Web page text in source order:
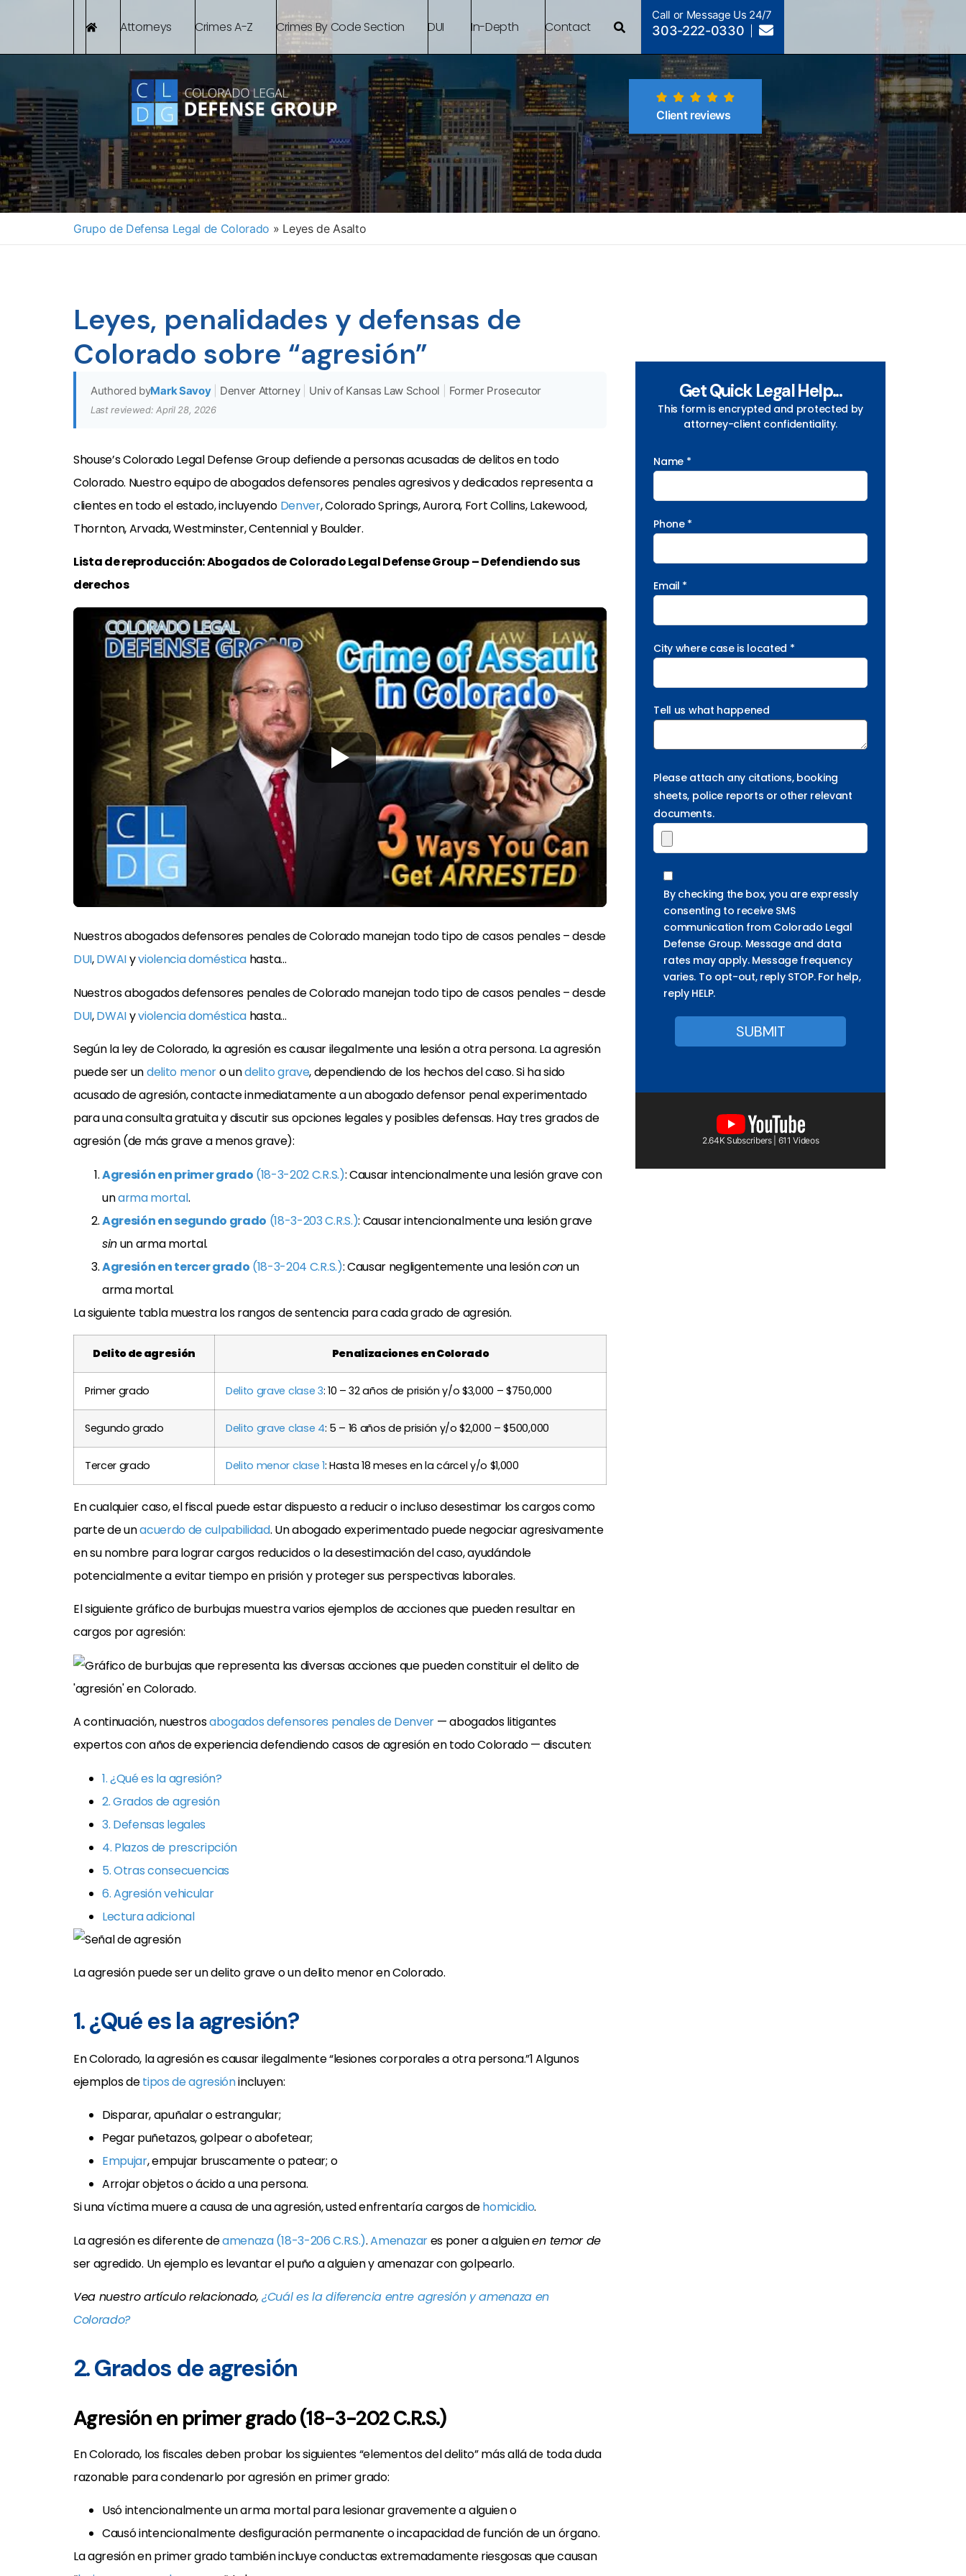
Attorneys Crimes A-Z Crimes By Code Section DUI In-Depth Contact
Call or Message Us 24/7
303-222-0330
Client reviews
Grupo de Defensa Legal de Colorado » Leyes de Asalto
Leyes, penalidades y defensas de
Colorado sobre “agresión”
Authored byMark Savoy Denver Attorney Univ of Kansas Law School Former Prosecutor
Last reviewed: April 28, 2026
Shouse’s Colorado Legal Defense Group defiende a personas acusadas de delitos en todo
Colorado. Nuestro equipo de abogados defensores penales agresivos y dedicados representa a
clientes en todo el estado, incluyendo Denver, Colorado Springs, Aurora, Fort Collins, Lakewood,
Thornton, Arvada, Westminster, Centennial y Boulder.
Lista de reproducción: Abogados de Colorado Legal Defense Group – Defendiendo sus
derechos
Nuestros abogados defensores penales de Colorado manejan todo tipo de casos penales – desde
DUI,DWAIyviolencia doméstica hasta…
Nuestros abogados defensores penales de Colorado manejan todo tipo de casos penales – desde
DUI,DWAIyviolencia doméstica hasta…
Según la ley de Colorado, la agresión es causar ilegalmente una lesión a otra persona. La agresión
puede ser undelito menoro undelito grave, dependiendo de los hechos del caso. Si ha sido
acusado de agresión, contacte inmediatamente a un abogado defensor penal experimentado
para una consulta gratuita y discutir sus opciones legales y posibles defensas. Hay tres grados de
agresión (de más grave a menos grave):
Agresión en primer grado (18-3-202 C.R.S.): Causar intencionalmente una lesión grave con
unarma mortal.
Agresión en segundo grado (18-3-203 C.R.S.): Causar intencionalmente una lesión grave
sinun arma mortal.
Agresión en tercer grado (18-3-204 C.R.S.): Causar negligentemente una lesiónconun
arma mortal.
La siguiente tabla muestra los rangos de sentencia para cada grado de agresión.
Delito de agresión Penalizaciones en Colorado
Primer grado Delito grave clase 3: 10 – 32 años de prisión y/o $3,000 – $750,000
Segundo grado Delito grave clase 4: 5 – 16 años de prisión y/o $2,000 – $500,000
Tercer grado Delito menor clase 1: Hasta 18 meses en la cárcel y/o $1,000
En cualquier caso, el fiscal puede estar dispuesto a reducir o incluso desestimar los cargos como
parte de unacuerdo de culpabilidad. Un abogado experimentado puede negociar agresivamente
en su nombre para lograr cargos reducidos o la desestimación del caso, ayudándole
potencialmente a evitar tiempo en prisión y proteger sus perspectivas laborales.
El siguiente gráfico de burbujas muestra varios ejemplos de acciones que pueden resultar en
cargos por agresión:
A continuación, nuestrosabogados defensores penales de Denver — abogados litigantes
expertos con años de experiencia defendiendo casos de agresión en todo Colorado — discuten:
1. ¿Qué es la agresión?
2. Grados de agresión
3. Defensas legales
4. Plazos de prescripción
5. Otras consecuencias
6. Agresión vehicular
Lectura adicional
La agresión puede ser un delito grave o un delito menor en Colorado.
1. ¿Qué es la agresión?
En Colorado, la agresión es causar ilegalmente “lesiones corporales a otra persona.”1 Algunos
ejemplos detipos de agresiónincluyen:
Disparar, apuñalar o estrangular;
Pegar puñetazos, golpear o abofetear;
Empujar, empujar bruscamente o patear; o
Arrojar objetos o ácido a una persona.
Si una víctima muere a causa de una agresión, usted enfrentaría cargos dehomicidio.
La agresión es diferente deamenaza (18-3-206 C.R.S.).Amenazares poner a alguienen temor de
ser agredido. Un ejemplo es levantar el puño a alguien y amenazar con golpearlo.
Vea nuestro artículo relacionado,¿Cuál es la diferencia entre agresión y amenaza en
Colorado?
2. Grados de agresión
Agresión en primer grado (18-3-202 C.R.S.)
En Colorado, los fiscales deben probar los siguientes “elementos del delito” más allá de toda duda
razonable para condenarlo por agresión en primer grado:
Usó intencionalmente un arma mortal para lesionar gravemente a alguien o
Causó intencionalmente desfiguración permanente o incapacidad de función de un órgano.
La agresión en primer grado también incluye conductas extremadamente riesgosas que causan
Get Quick Legal Help...
This form is encrypted and protected by
attorney-client confidentiality.
Name *
Phone *
Email *
City where case is located *
Tell us what happened
Please attach any citations, booking
sheets, police reports or other relevant
documents.
By checking the box, you are expressly
consenting to receive SMS
communication from Colorado Legal
Defense Group. Message and data
rates may apply. Message frequency
varies. To opt-out, reply STOP. For help,
reply HELP.
2.64K Subscribers | 611 Videos